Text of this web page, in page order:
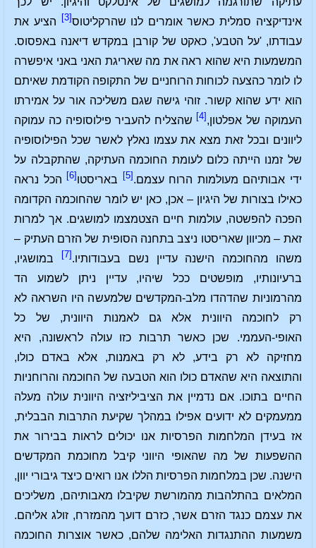
אינדיקציה סמלית כאשר אומרים לנו שהרקליטוס[3]
הציע את
עבודתו, 'על הטבע', כאקט של קורבן במקדש דיאנה באפסוס.
המשמעות היא שהוא ראה את מה שאריגת האני באני איפשרה
לו לומר כהצעה לכוחות הרוחניים של התקופה הקודמת שאיתם
הוא ידע שהוא קשור. זוהי גישה שגם משליכה אור על אמירתו
העמוקה של אפלטון, [4]
שהצליח להעביר פילוסופיה כה עמוקה
ליוונים ובכל זאת מצא את עצמו נאלץ לאשר שכל הפילוסופיה
של זמנו הייתה כלום לעומת החוכמה העתיקה, שהתקבלה על
ידי אבותיהם מעולמות הרוח עצמם. [5] באריסטו [6]
הכל נראה
כאילו בצורות של היגיון – אכן, כאן יש לומר שהחוכמה הקדומה
הפכה להפשטה, עולמות חיים הצטמצמו למושגים. אך למרות
זאת – מכיוון שאריסטו ניצב בתחנה הסופית של הזרם העתיק –
משהו מהחוכמה הישנה עדיין נשם בעבודותיו. [7]
במושגיו,
ברעיונותיו, מופשטים ככל שיהיו, עדיין ניתן לשמוע הד
מהרמוניות שהדהדו מלב-המקדשים שלמעשה היו השראה לא
רק לחוכמה היוונית אלא גם לאמנות היוונית, של כל
האופי-העממי. שכן כאשר תרבות כזו עולה לראשונה, היא
מחזיקה לא רק בידע, לא רק באמנות, אלא באדם כולו,
והתוצאה היא שהאדם כולו הוא הטבעה של החוכמה והרוחניות
החיים בתוכו. אם נדמיין את הציביליזציה היוונית עולה מעלה
ממעמקים לא ידועים אפילו במהלך שקיעת התרבות הבבלית,
אז בעידן המלחמות הפרסיות אנו יכולים לראות בבירור את
ההשפעות של מה שהאופי היווני קיבל מחוכמת המקדשים
הישנה. שכן במלחמות הפרסיות הללו אנו רואים כיצד גיבורי יוון,
המלאים בהתלהבות מהמורשת שקיבלו מאבותיהם, משליכים
את עצמם כנגד הזרם אשר, כזרם דועך מהמזרח, זולג אליהם.
משמעות ההתנגדות האלימה שלהם, כאשר אוצרות החוכמה